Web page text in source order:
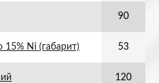
90
Ni (габарит) 53
120